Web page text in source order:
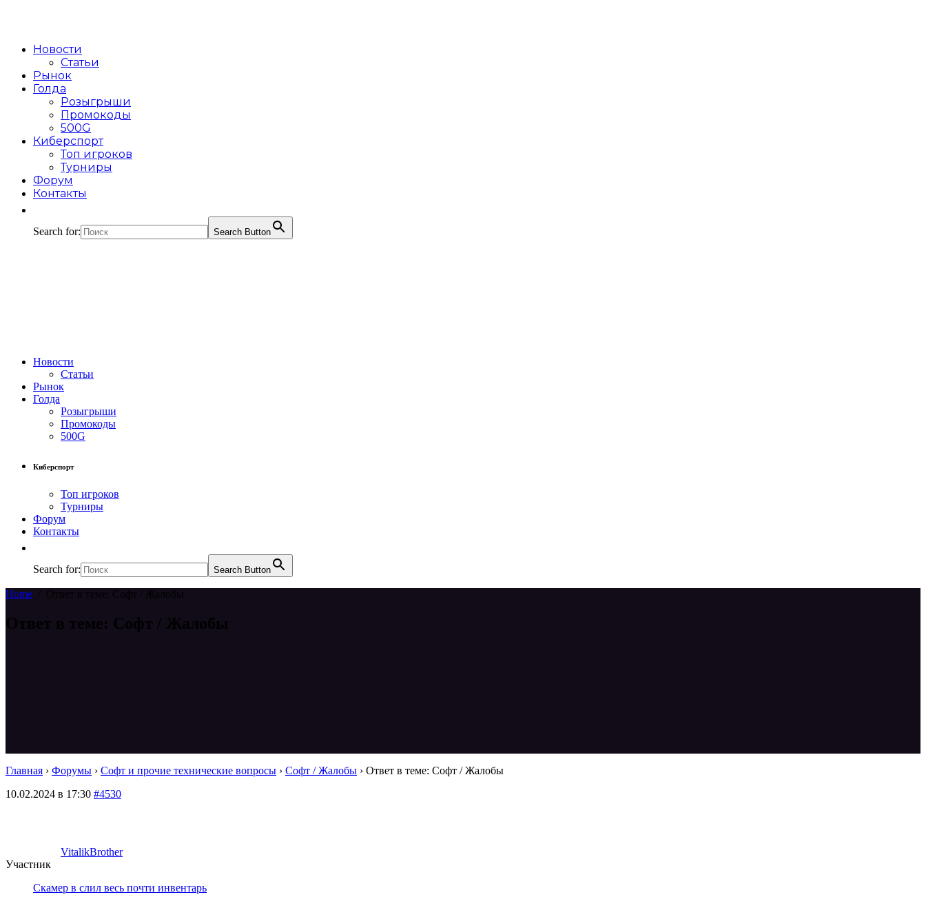
Новости
Статьи
Рынок
Голда
Розыгрыши
Промокоды
500G
Киберспорт
Топ игроков
Турниры
Форум
Контакты
Search for: Search Button
Новости
Статьи
Рынок
Голда
Розыгрыши
Промокоды
500G
Киберспорт
Топ игроков
Турниры
Форум
Контакты
Search for: Search Button
Home Ответ в теме: Софт / Жалобы
Ответ в теме: Софт / Жалобы
Главная › Форумы › Софт и прочие технические вопросы › Софт / Жалобы › Ответ в теме: Софт / Жалобы
10.02.2024 в 17:30 #4530
VitalikBrother
Участник
Скамер в слил весь почти инвентарь